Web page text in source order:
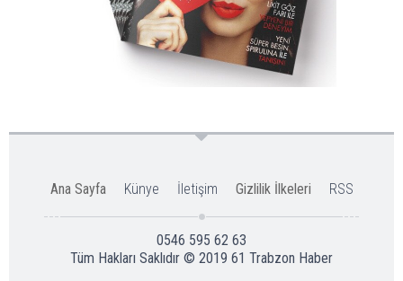
Ana Sayfa Künye İletişim Gizlilik İlkeleri RSS
0546 595 62 63
Tüm Hakları Saklıdır © 2019 61 Trabzon Haber